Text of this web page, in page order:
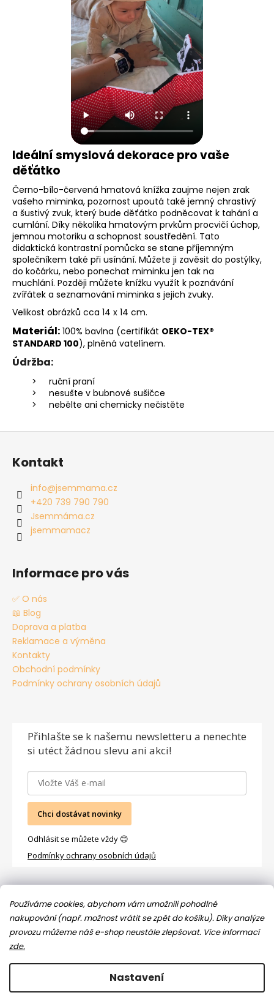
Používáme cookies, abychom vám umožnili pohodlné
nakupování (např. možnost vrátit se zpět do košíku). Díky analýze
provozu můžeme náš e-shop neustále zlepšovat. Více informací
zde.
Nastavení
Ideální smyslová dekorace pro vaše
děťátko
Černo-bílo-červená hmatová knížka zaujme nejen zrak
vašeho miminka, pozornost upoutá také jemný chrastivý
a šustivý zvuk, který bude děťátko podněcovat k tahání a
cumlání. Díky několika hmatovým prvkům procvičí úchop,
jemnou motoriku a schopnost soustředění. Tato
didaktická kontrastní pomůcka se stane příjemným
společníkem také při usínání. Můžete ji zavěsit do postýlky,
do kočárku, nebo ponechat miminku jen tak na
muchlání. Později můžete knížku využít k poznávání
zvířátek a seznamování miminka s jejich zvuky.
Velikost obrázků cca 14 x 14 cm.
Materiál: 100% bavlna (certifikát OEKO-TEX®
STANDARD 100), plněná vatelínem.
Údržba:
ruční praní
nesušte v bubnové sušičce
nebělte ani chemicky nečistěte
Kontakt
info@jsemmama.cz
+420 739 790 790
Jsemmáma.cz
jsemmamacz
Informace pro vás
✅ O nás
📖 Blog
Doprava a platba
Reklamace a výměna
Kontakty
Obchodní podmínky
Podmínky ochrany osobních údajů
Přihlašte se k našemu newsletteru a nenechte
si utéct žádnou slevu ani akci!
Chci dostávat novinky
Odhlásit se můžete vždy 😊
Podmínky ochrany osobních údajů
Facebook